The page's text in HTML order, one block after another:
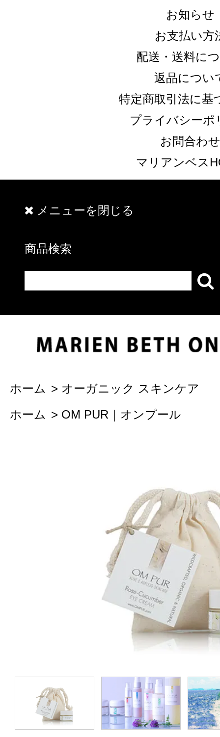
お知らせ
お支払い方
配送・送料に
返品につい
特定商取引法に基
プライバシーポ
お問合わせ
マリアンベス
メニューを閉じる
商品検索
ホーム > オーガニック スキンケア
ホーム > OM PUR｜オンプール